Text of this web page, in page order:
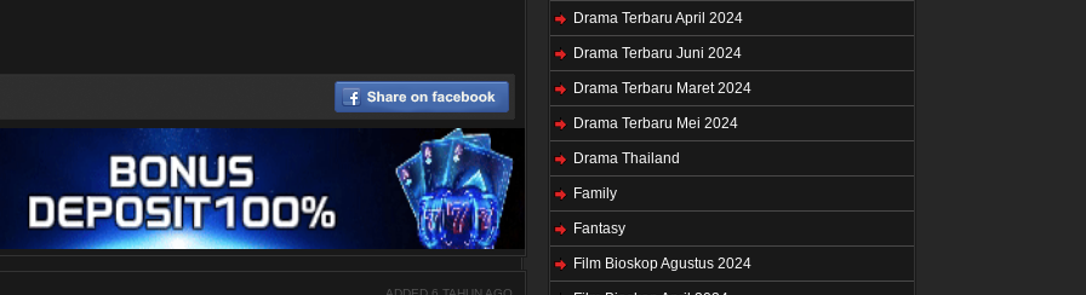
Drama Terbaru April 2024
Drama Terbaru Juni 2024
Drama Terbaru Maret 2024
Drama Terbaru Mei 2024
Drama Thailand
Family
Fantasy
Film Bioskop Agustus 2024